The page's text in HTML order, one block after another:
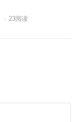
· 23阅读